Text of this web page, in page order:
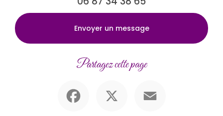
Envoyer un message
Partagez cette page